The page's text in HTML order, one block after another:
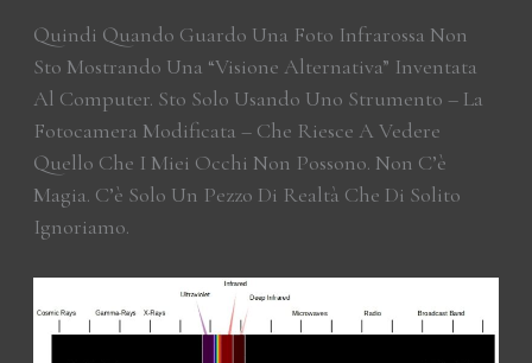
Quindi Quando Guardo Una Foto Infrarossa Non
Sto Mostrando Una “visione Alternativa” Inventata
Al Computer. Sto Solo Usando Uno Strumento – La
Fotocamera Modificata – Che Riesce A Vedere
Quello Che I Miei Occhi Non Possono. Non C’è
Magia. C’è Solo Un Pezzo Di Realtà Che Di Solito
Ignoriamo.